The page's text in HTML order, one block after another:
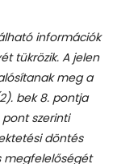
információk
tükrözik. A jelen
meg a
bek 8. pontja
szerinti
döntés
megfelelőségét